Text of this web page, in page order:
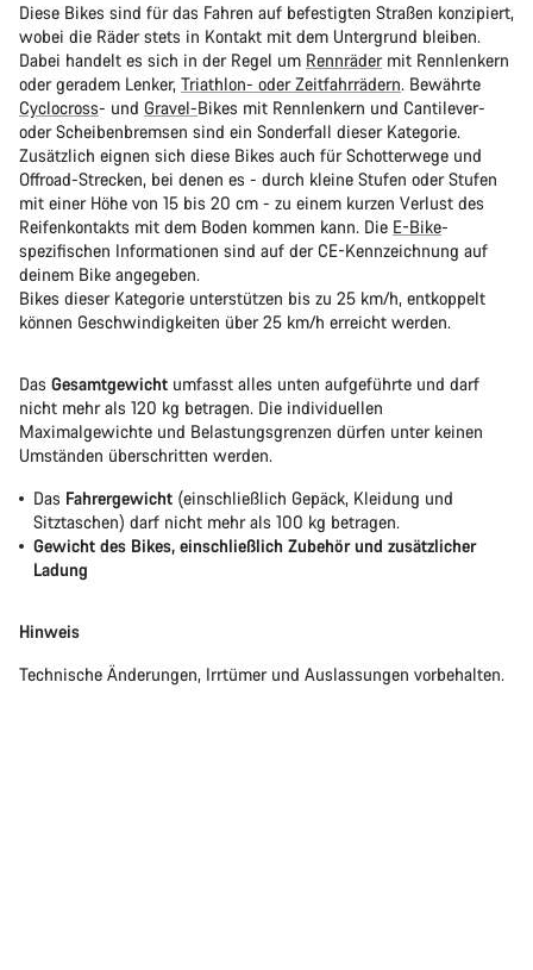
Diese Bikes sind für das Fahren auf befestigten Straßen konzipiert,
wobei die Räder stets in Kontakt mit dem Untergrund bleiben.
Dabei handelt es sich in der Regel um Rennrädermit Rennlenkern
oder geradem Lenker, Triathlon- oder Zeitfahrrädern. Bewährte
Cyclocross- und Gravel-Bikes mit Rennlenkern und Cantilever-
oder Scheibenbremsen sind ein Sonderfall dieser Kategorie.
Zusätzlich eignen sich diese Bikes auch für Schotterwege und
Offroad-Strecken, bei denen es - durch kleine Stufen oder Stufen
mit einer Höhe von 15 bis 20 cm - zu einem kurzen Verlust des
Reifenkontakts mit dem Boden kommen kann. Die E-Bike-
spezifischen Informationen sind auf der CE-Kennzeichnung auf
deinem Bike angegeben.
Bikes dieser Kategorie unterstützen bis zu 25 km/h, entkoppelt
können Geschwindigkeiten über 25 km/h erreicht werden.
Das Gesamtgewicht umfasst alles unten aufgeführte und darf
nicht mehr als 120 kg betragen. Die individuellen
Maximalgewichte und Belastungsgrenzen dürfen unter keinen
Umständen überschritten werden.
Das Fahrergewicht (einschließlich Gepäck, Kleidung und
Sitztaschen) darf nicht mehr als 100 kg betragen.
Gewicht des Bikes, einschließlich Zubehör und zusätzlicher
Ladung
Hinweis
Technische Änderungen, Irrtümer und Auslassungen vorbehalten.